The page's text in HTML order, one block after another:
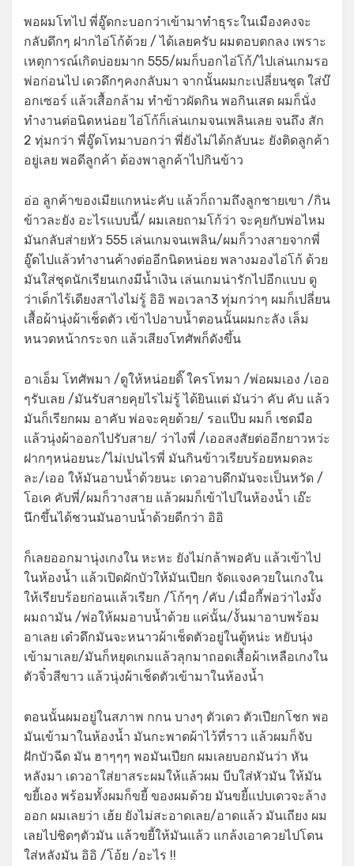
พอผมโทไป พี่อู๊ดกะบอกว่าเข้ามาทำธุระในเมืองคงจะ
กลับดึกๆ ฝากไอ่โก้ด้วย / ได้เลยครับ ผมตอบตกลง เพราะ
เหตุการณ์เกิดบ่อยมาก 555/ผมก็บอกไอ่โก้/ไปเล่นเกมรอ
พ่อก่อนไป เดวดึกๆคงกลับมา จากนั้นผมกะเปลี่ยนชุด ใส่บ๊
อกเซอร์ แล้วเสื้อกล้าม ทำข้าวผัดกิน พอกินเสด ผมก็นั่ง
ทำงานต่อนิดหน่อย ไอ่โก้ก็เล่นเกมจนเพลินเลย จนถึง สัก
2 ทุ่มกว่า พี่อู๊ดโทมาบอกว่า พี่ยังไม่ได้กลับนะ ยังติดลูกค้า
อยู่เลย พอดีลูกค้า ต้องพาลูกค้าไปกินข้าว
อ่อ ลูกค้าของเมียแกหน่ะคับ แล้วก็ถามถึงลูกชายเขา /กิน
ข้าวละยัง อะไรแบบนี้/ ผมเลยถามโก้ว่า จะคุยกับพ่อไหม
มันกลับส่ายหัว 555 เล่นเกมจนเพลิน/ผมก็วางสายจากพี่
อู๊ดไปแล้วทำงานค้างต่ออีกนิดหน่อย พลางมองไอ่โก้ ด้วย
มันใส่ชุดนักเรียนเกงมีน้ำเงิน เล่นเกมน่ารักไปอีกแบบ ดู
ว่าเด็กไร้เดียงสาไงไม่รู้ อิอิ พอเวลา3 ทุ่มกว่าๆ ผมก็เปลี่ยน
เสื้อผ้านุ่งผ้าเช็ดตัว เข้าไปอาบน้ำตอนนั้นผมกะลัง เล็ม
หนวดหน้ากระจก แล้วเสียงโทศัพก็ดังขึ้น
อาเอ็ม โทศัพมา /ดูให้หน่อยดิ๊ ใครโทมา /พ่อผมเอง /เออ
ๆรับเลย /มันรับสายคุยไรไม่รู้ ได้ยินแต่ มันว่า คับ คับ แล้ว
มันก็เรียกผม อาคับ พ่อจะคุยด้วย/ รอแป๊บ ผมก็ เชดมือ
แล้วนุ่งผ้าออกไปรับสาย/ ว่าไงพี่ /เออสงสัยต่ออีกยาวหว่ะ
ฝากๆหน่อยนะ/ไม่เปนไรพี่ มันกินข้าวเรียบร้อยหมดละ
ละ/เออ ให้มันอาบน้ำด้วยนะ เดวอาบดึกมันจะเป็นหวัด /
โอเค คับพี่/ผมก็วางสาย แล้วผมก็เข้าไปในห้องน้ำ เอ๊ะ
นึกขึ้นได้ชวนมันอาบน้ำด้วยดีกว่า อิอิ
ก็เลยออกมานุ่งเกงใน หะหะ ยังไม่กล้าพอคับ แล้วเข้าไป
ในห้องน้ำ แล้วเปิดผักบัวให้มันเปียก จัดแจงควยในเกงใน
ให้เรียบร้อยก่อนแล้วเรียก /โก้ๆๆ /คับ /เมื่อกี้พ่อว่าไงมั้ง
ผมถามัน /พ่อให้ผมอาบน้ำด้วย แค่นั้น/งั้นมาอาบพร้อม
อาเลย เด๋วดึกมันจะหนาวผ้าเช็ดตัวอยู่ในตู้หน่ะ หยับนุ่ง
เข้ามาเลย/มันก็หยุดเกมแล้วลุกมาถอดเสื้อผ้าเหลือเกงใน
ตัวจิ๋วสีขาว แล้วนุ่งผ้าเช็ดตัวเข้ามาในห้องน้ำ
ตอนนั้นผมอยู่ในสภาพ กกน บางๆ ตัวเดว ตัวเปียกโชก พอ
มันเข้ามาในห้องน้ำ มันกะพาดผ้าไว้ที่ราว แล้วผมก็จับ
ฝักบัวฉีด มัน ฮาๆๆๆ พอมันเปียก ผมเลยบอกมันว่า หัน
หลังมา เดวอาใส่ยาสระผมให้แล้วผม บีบใส่หัวมัน ให้มัน
ขยี้เอง พร้อมทั้งผมก็ขยี้ ของผมด้วย มันขยี้แปบเดวจะล้าง
ออก ผมเลยว่า เฮ้ย ยังไม่สะอาดเลย/อาดแล้ว มันเถียง ผม
เลยไปชิดๆตัวมัน แล้วขยี้ให้มันแล้ว แกล้งเอาควยไปโดน
ใส่หลังมัน อิอิ /โอ้ย /อะไร !!